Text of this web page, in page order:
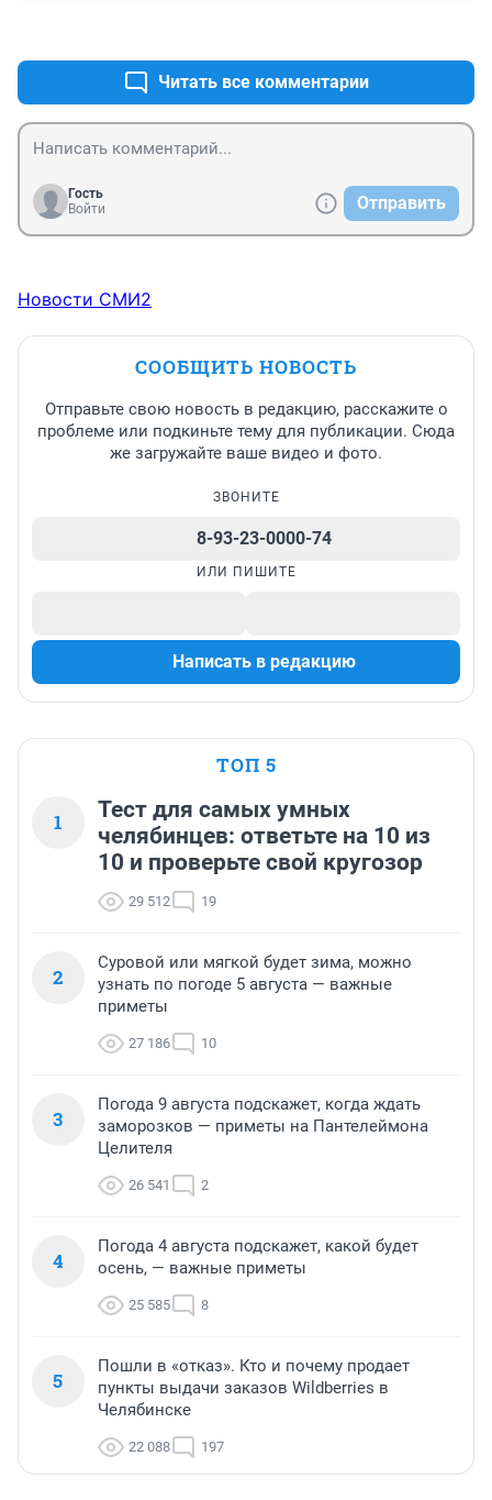
Читать все комментарии
Гость
Войти
Отправить
Новости СМИ2
СООБЩИТЬ НОВОСТЬ
Отправьте свою новость в редакцию, расскажите о
проблеме или подкиньте тему для публикации. Сюда
же загружайте ваше видео и фото.
ЗВОНИТЕ
8-93-23-0000-74
ИЛИ ПИШИТЕ
Написать в редакцию
ТОП 5
1
Тест для самых умных
челябинцев: ответьте на 10 из
10 и проверьте свой кругозор
29 512 19
2
Суровой или мягкой будет зима, можно
узнать по погоде 5 августа — важные
приметы
27 186 10
3
Погода 9 августа подскажет, когда ждать
заморозков — приметы на Пантелеймона
Целителя
26 541 2
4
Погода 4 августа подскажет, какой будет
осень, — важные приметы
25 585 8
5
Пошли в «отказ». Кто и почему продает
пункты выдачи заказов Wildberries в
Челябинске
22 088 197